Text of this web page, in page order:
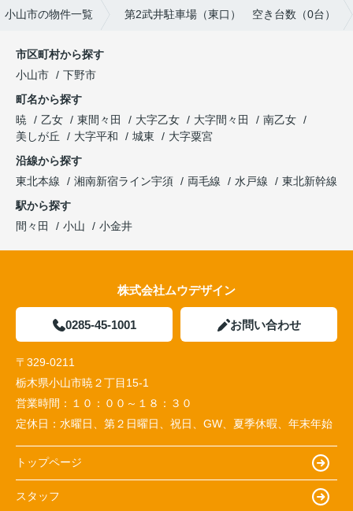
小山市の物件一覧 第2武井駐車場（東口） 空き台数（0台）
市区町村から探す
小山市
下野市
町名から探す
暁
乙女 東間々田 大字乙女 大字間々田
南乙女
美しが丘
大字平和 城東
大字粟宮
沿線から探す
東北本線
湘南新宿ライン宇須 両毛線 水戸線
東北新幹線
駅から探す
間々田
小山 小金井
株式会社ムウデザイン
0285-45-1001 お問い合わせ
〒329-0211
栃木県小山市暁２丁目15-1
営業時間： １０：００～１８：３０
定休日： 水曜日、第２日曜日、祝日、GW、夏季休暇、年末年始
トップページ
スタッフ